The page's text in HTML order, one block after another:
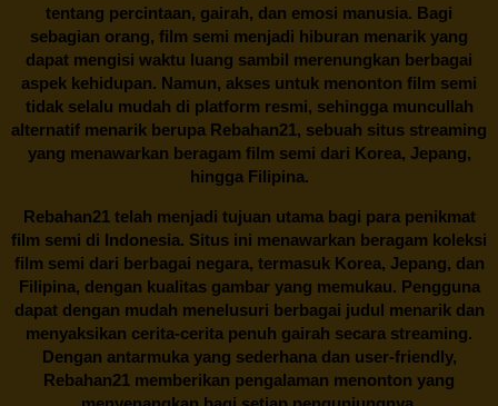
tentang percintaan, gairah, dan emosi manusia. Bagi
sebagian orang, film semi menjadi hiburan menarik yang
dapat mengisi waktu luang sambil merenungkan berbagai
aspek kehidupan. Namun, akses untuk menonton film semi
tidak selalu mudah di platform resmi, sehingga muncullah
alternatif menarik berupa Rebahan21, sebuah situs streaming
yang menawarkan beragam film semi dari Korea, Jepang,
hingga Filipina.
Rebahan21telah menjadi tujuan utama bagi para penikmat
film semi di Indonesia. Situs ini menawarkan beragam koleksi
film semi dari berbagai negara, termasuk Korea, Jepang, dan
Filipina, dengan kualitas gambar yang memukau. Pengguna
dapat dengan mudah menelusuri berbagai judul menarik dan
menyaksikan cerita-cerita penuh gairah secara streaming.
Dengan antarmuka yang sederhana dan user-friendly,
Rebahan21 memberikan pengalaman menonton yang